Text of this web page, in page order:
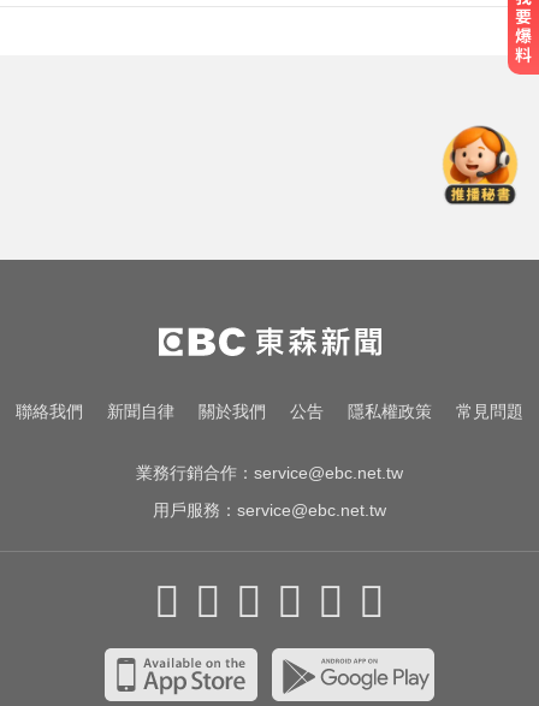
給水手終止4連勝
新北人妻曬內褲被沾「嘉明」！竟
是老公爺爺帶回房磨蹭 氣炸提告
加拿大2飛機空中相撞！ 1人墜池塘
聯絡我們 新聞自律 關於我們 公告 隱私權政策 常見問題
業務行銷合作： service@ebc.net.tw
用戶服務： service@ebc.net.tw